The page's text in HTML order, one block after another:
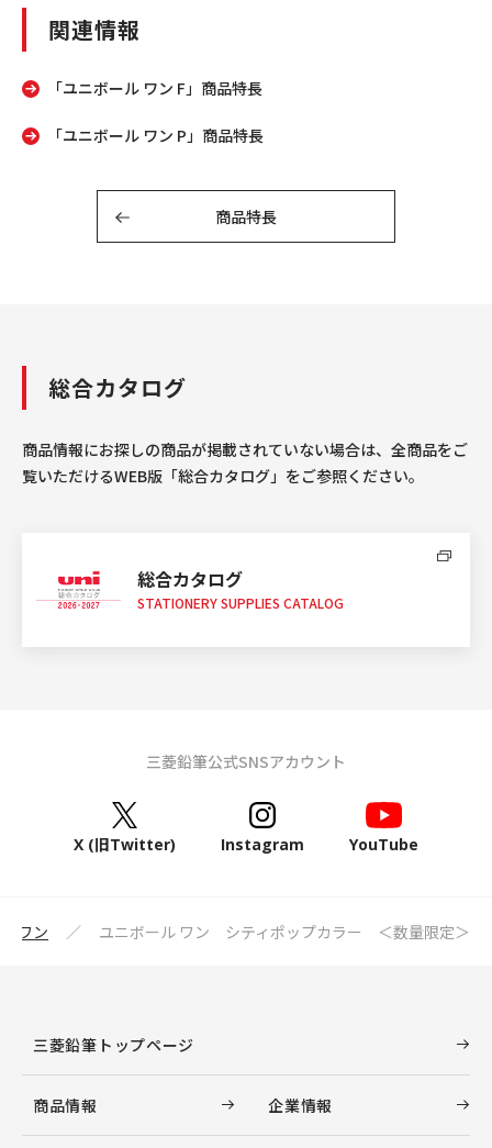
関連情報
「ユニボール ワン F」商品特長
「ユニボール ワン P」商品特長
商品特長
総合カタログ
商品情報にお探しの商品が掲載されていない場合は、全商品をご
覧いただけるWEB版「総合カタログ」をご参照ください。
総合カタログ
STATIONERY SUPPLIES CATALOG
三菱鉛筆公式SNSアカウント
X (旧Twitter) Instagram YouTube
ワン ユニボール ワン シティポップカラー ＜数量限定＞
三菱鉛筆トップページ
商品情報 企業情報